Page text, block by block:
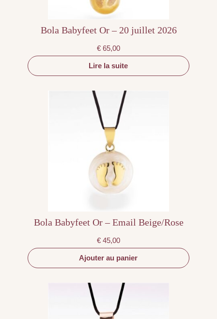
Bola Babyfeet Or – 20 juillet 2026
€ 65,00
Lire la suite
Bola Babyfeet Or – Email Beige/Rose
€ 45,00
Ajouter au panier